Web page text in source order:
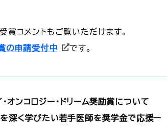
賞コメントもご覧いただけます。
の申請受付中 です。
・オンコロジー・ドリーム奨励賞について
深く学びたい若手医師を奨学金で応援ー